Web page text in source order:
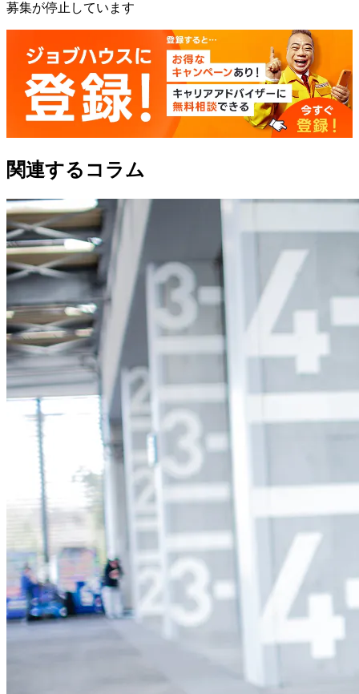
募集が停止しています
関連するコラム